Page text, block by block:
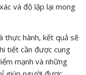
và độ lặp lại mong
thực hành, kết quả sẽ
tiết cần được cung
mạnh và những